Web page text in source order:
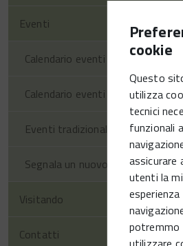
cookie
Questo
utilizza
tecnici
funzionali
assicurare
utenti la
esperienza
potremmo
Eventi
Calendario eventi territorio
Calendario eventi Vittorio Veneto
Eventi tradizionali
Segnala un nuovo evento
Visitando
Contatti